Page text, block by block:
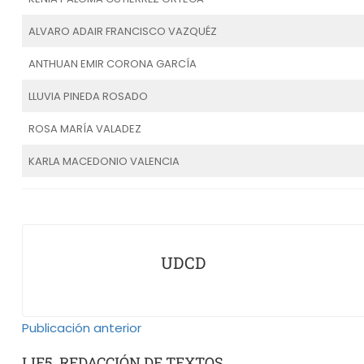
ALVARO ADAIR FRANCISCO VAZQUÉZ
ANTHUAN EMIR CORONA GARCÍA
LLUVIA PINEDA ROSADO
ROSA MARÍA VALADEZ
KARLA MACEDONIO VALENCIA
UDCD
Publicación anterior